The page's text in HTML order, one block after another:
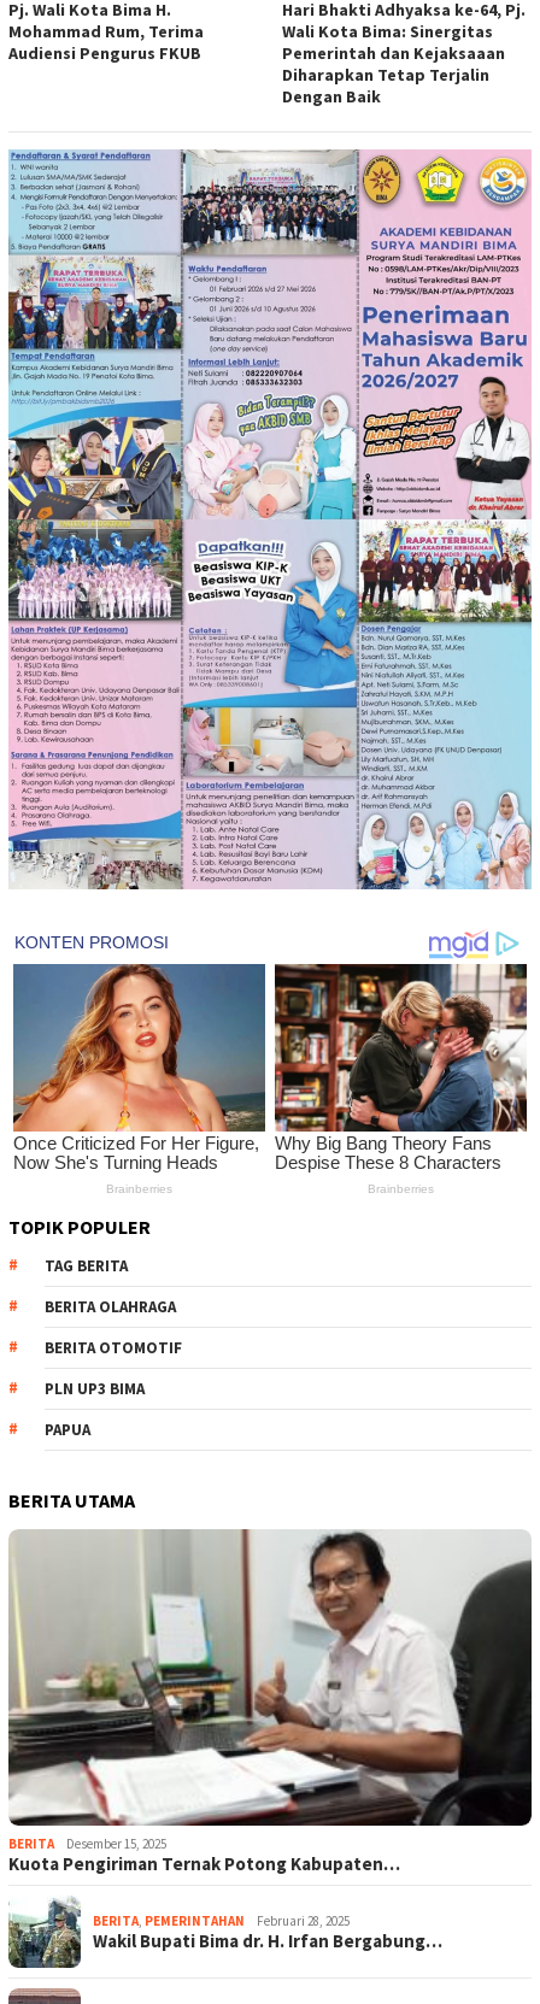
Pj. Wali Kota Bima H.
Mohammad Rum, Terima
Audiensi Pengurus FKUB
Hari Bhakti Adhyaksa ke-64, Pj.
Wali Kota Bima: Sinergitas
Pemerintah dan Kejaksaaan
Diharapkan Tetap Terjalin
Dengan Baik
TOPIK POPULER
TAG BERITA
BERITA OLAHRAGA
BERITA OTOMOTIF
PLN UP3 BIMA
PAPUA
BERITA UTAMA
BERITA Desember 15, 2025
Kuota Pengiriman Ternak Potong Kabupaten…
BERITA, PEMERINTAHAN Februari 28, 2025
Wakil Bupati Bima dr. H. Irfan Bergabung…